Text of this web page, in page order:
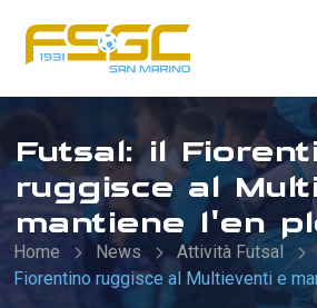
Futsal: il
ruggisce al
mantiene l'en
Home News Attività Futsal
Fiorentino ruggisce al Multieventi e